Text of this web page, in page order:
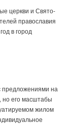
церкви и Свято-
православия
в город
предложениями на
но его масштабы
жилом